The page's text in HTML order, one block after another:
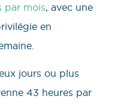
par mois, avec une
en
jours ou plus
43 heures par